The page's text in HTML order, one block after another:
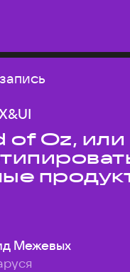
of Oz, или
Межевых